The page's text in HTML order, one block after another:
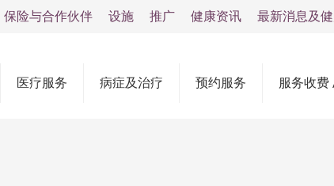
医疗服务 病症及治疗 预约服务 服务收费
保险与合作伙伴 设施 推广 健康资讯 最新消息及